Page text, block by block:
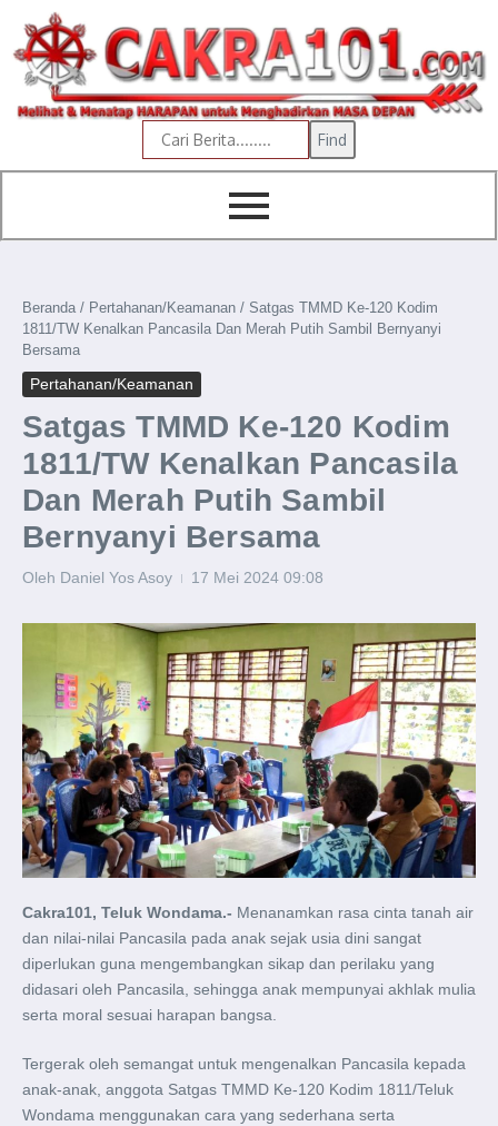
content
Find
Beranda / Pertahanan/Keamanan / Satgas TMMD Ke-120 Kodim
1811/TW Kenalkan Pancasila Dan Merah Putih Sambil Bernyanyi
Bersama
Pertahanan/Keamanan
Satgas TMMD Ke-120 Kodim
1811/TW Kenalkan Pancasila
Dan Merah Putih Sambil
Bernyanyi Bersama
Oleh Daniel Yos Asoy 17 Mei 2024 09:08
Cakra101, Teluk Wondama.- Menanamkan rasa cinta tanah air
dan nilai-nilai Pancasila pada anak sejak usia dini sangat
diperlukan guna mengembangkan sikap dan perilaku yang
didasari oleh Pancasila, sehingga anak mempunyai akhlak mulia
serta moral sesuai harapan bangsa.
Tergerak oleh semangat untuk mengenalkan Pancasila kepada
anak-anak, anggota Satgas TMMD Ke-120 Kodim 1811/Teluk
Wondama menggunakan cara yang sederhana serta